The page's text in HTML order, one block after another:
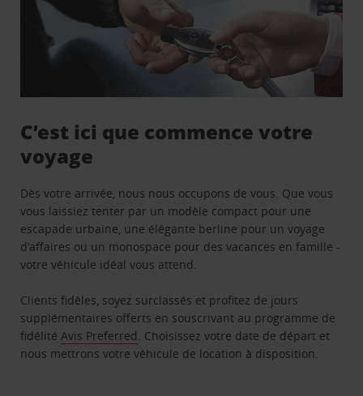
C’est ici que commence votre
voyage
Dès votre arrivée, nous nous occupons de vous. Que vous
vous laissiez tenter par un modèle compact pour une
escapade urbaine, une élégante berline pour un voyage
d’affaires ou un monospace pour des vacances en famille -
votre véhicule idéal vous attend.
Clients fidèles, soyez surclassés et profitez de jours
supplémentaires offerts en souscrivant au programme de
fidélitéAvis Preferred. Choisissez votre date de départ et
nous mettrons votre véhicule de location à disposition.